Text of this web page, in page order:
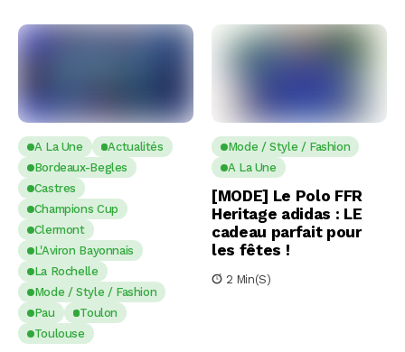
A La Une
Actualités
Bordeaux-Begles
Castres
Champions Cup
Clermont
L'Aviron Bayonnais
La Rochelle
Mode / Style / Fashion
Pau
Toulon
Toulouse
Mode / Style / Fashion
A La Une
[MODE] Le Polo FFR
Heritage adidas : LE
cadeau parfait pour
les fêtes !
2 Min(s)